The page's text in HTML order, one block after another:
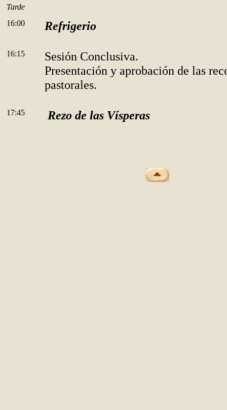
Tarde
16:00
Refrigerio
16:15
Sesión Conclusiva.
Presentación y aprobación de las
pastorales.
17:45 Rezo de las Vísperas